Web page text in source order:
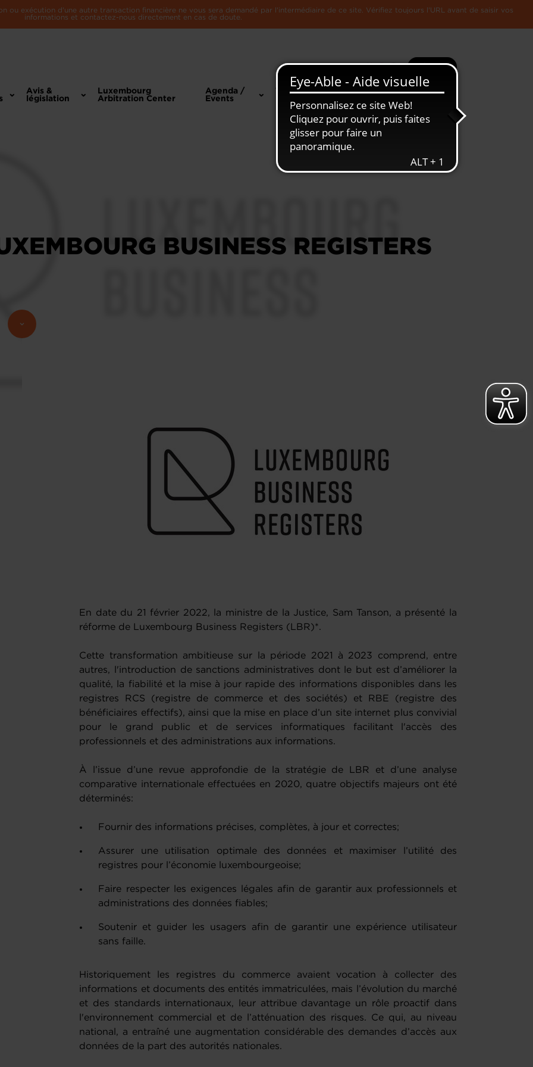
ou exécution d'une autre transaction financière ne vous sera demandé par l'intermédiaire de ce site. Vérifiez toujours l'URL avant de saisir vos
informations et contactez-nous directement en cas de doute.
Recherche Plus
Avis &
législation
Luxembourg
Arbitration Center
Agenda /
Events
Toute
L'Economie
BUSINESS REGISTERS
En date du 21 février 2022, la ministre de la Justice, Sam Tanson, a présenté la
réforme de Luxembourg Business Registers (LBR)*.
Cette transformation ambitieuse sur la période 2021 à 2023 comprend, entre
autres, l'introduction de sanctions administratives dont le but est d’améliorer la
qualité, la fiabilité et la mise à jour rapide des informations disponibles dans les
registres RCS (registre de commerce et des sociétés) et RBE (registre des
bénéficiaires effectifs), ainsi que la mise en place d’un site internet plus convivial
pour le grand public et de services informatiques facilitant l'accès des
professionnels et des administrations aux informations.
À l’issue d’une revue approfondie de la stratégie de LBR et d’une analyse
comparative internationale effectuées en 2020, quatre objectifs majeurs ont été
déterminés:
Fournir des informations précises, complètes, à jour et correctes;
Assurer une utilisation optimale des données et maximiser l’utilité des
registres pour l’économie luxembourgeoise;
Faire respecter les exigences légales afin de garantir aux professionnels et
administrations des données fiables;
Soutenir et guider les usagers afin de garantir une expérience utilisateur
sans faille.
Historiquement les registres du commerce avaient vocation à collecter des
informations et documents des entités immatriculées, mais l’évolution du marché
et des standards internationaux, leur attribue davantage un rôle proactif dans
l'environnement commercial et de l’atténuation des risques. Ce qui, au niveau
national, a entraîné une augmentation considérable des demandes d’accès aux
données de la part des autorités nationales.